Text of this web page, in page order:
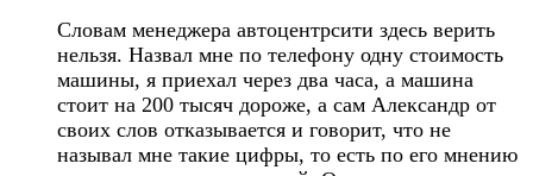
Словам менеджера автоцентрсити здесь верить
нельзя. Назвал мне по телефону одну стоимость
машины, я приехал через два часа, а машина
стоит на 200 тысяч дороже, а сам Александр от
своих слов отказывается и говорит, что не
называл мне такие цифры, то есть по его мнению